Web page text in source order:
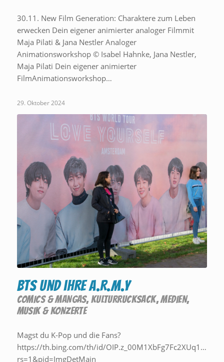
30.11. New Film Generation: Charaktere zum Leben
erwecken Dein eigener animierter analoger Filmmit
Maja Pilati & Jana Nestler Analoger
Animationsworkshop © Isabel Hahnke, Jana Nestler,
Maja Pilati Dein eigener animierter
FilmAnimationsworkshop…
29. Oktober 2024
BTS und ihre A.R.M.Y
COMICS & MANGAS, KULTURRUCKSACK,MEDIEN,
MUSIK & KONZERTE
Magst du K-Pop und die Fans?
https://th.bing.com/th/id/
rs=1&pid=ImgDetMain